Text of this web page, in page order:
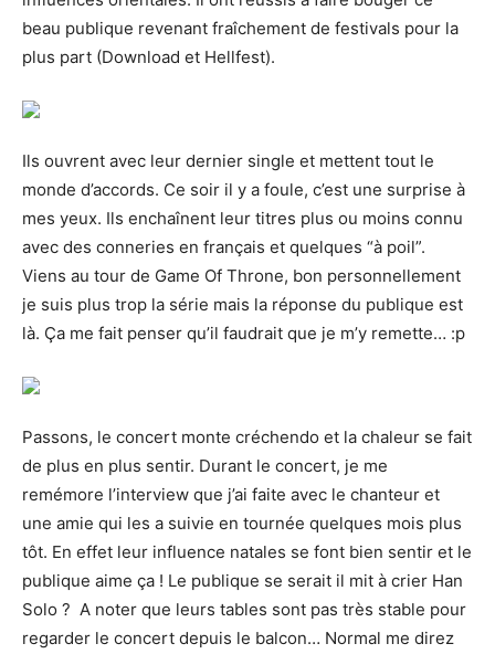
beau publique revenant fraîchement de festivals pour la
plus part (Download et Hellfest).
Ils ouvrent avec leur dernier single et mettent tout le
monde d’accords. Ce soir il y a foule, c’est une surprise à
mes yeux. Ils enchaînent leur titres plus ou moins connu
avec des conneries en français et quelques “à poil”.
Viens au tour de Game Of Throne, bon personnellement
je suis plus trop la série mais la réponse du publique est
là. Ça me fait penser qu’il faudrait que je m’y remette… :p
Passons, le concert monte créchendo et la chaleur se fait
de plus en plus sentir. Durant le concert, je me
remémore l’interview que j’ai faite avec le chanteur et
une amie qui les a suivie en tournée quelques mois plus
tôt. En effet leur influence natales se font bien sentir et le
publique aime ça ! Le publique se serait il mit à crier Han
Solo ? A noter que leurs tables sont pas très stable pour
regarder le concert depuis le balcon… Normal me direz